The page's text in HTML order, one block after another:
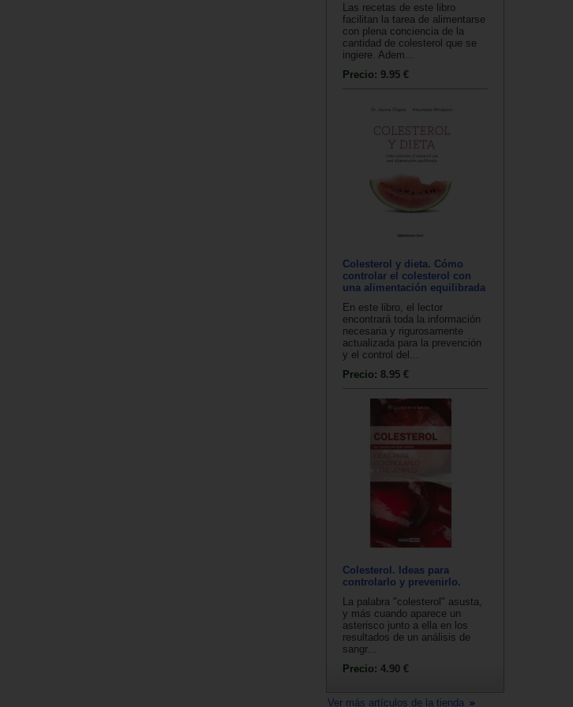
Las recetas de este libro
facilitan la tarea de alimentarse
con plena conciencia de la
cantidad de colesterol que se
ingiere. Adem...
Precio: 9.95 €
Colesterol y dieta. Cómo
controlar el colesterol con
una alimentación equilibrada
En este libro, el lector
encontrará toda la información
necesaria y rigurosamente
actualizada para la prevención
y el control del...
Precio: 8.95 €
Colesterol. Ideas para
controlarlo y prevenirlo.
La palabra "colesterol" asusta,
y más cuando aparece un
asterisco junto a ella en los
resultados de un análisis de
sangr...
Precio: 4.90 €
Ver más artículos de la tienda